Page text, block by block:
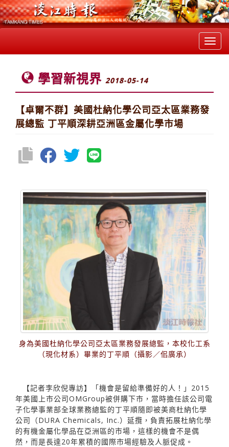
學習新視界 2018-05-14
【卓爾不群】美國杜納化學公司亞太區業務發
展總監 丁平順深耕亞洲區金屬化學市場
身為美國杜納化學公司亞太區業務發展總監，本校化工系
（現化材系）畢業的丁平順（攝影／佀廣承）
【記者李欣倪專訪】「機會是留給準備好的人！」2015
年美國上市公司OMGroup被併購下市，當時擔任該公司電
子化學事業部全球業務總監的丁平順隨即被美商杜納化學
公司（DURA Chemicals, Inc.）延攬，負責拓展杜納化學
的有機金屬化學品在亞洲區的市場，這樣的機會不是偶
然，而是長達20年累積的國際市場經驗及人脈促成。